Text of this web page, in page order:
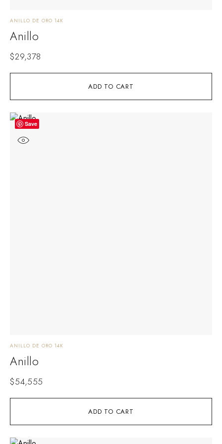
ADD TO CART
ANILLO DE ORO 14K
Anillo
$29,378
Save
ADD TO CART
ANILLO DE ORO 14K
Anillo
$54,555